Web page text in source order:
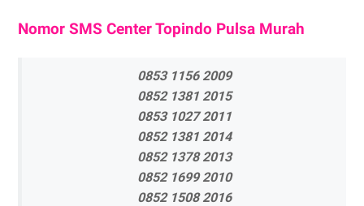
Nomor SMS Center Topindo Pulsa Murah
0853 1156 2009
0852 1381 2015
0853 1027 2011
0852 1381 2014
0852 1378 2013
0852 1699 2010
0852 1508 2016